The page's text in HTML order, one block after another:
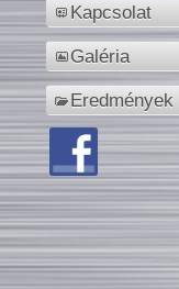
Kapcsolat
Galéria
Eredmények